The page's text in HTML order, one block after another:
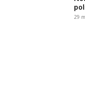
29